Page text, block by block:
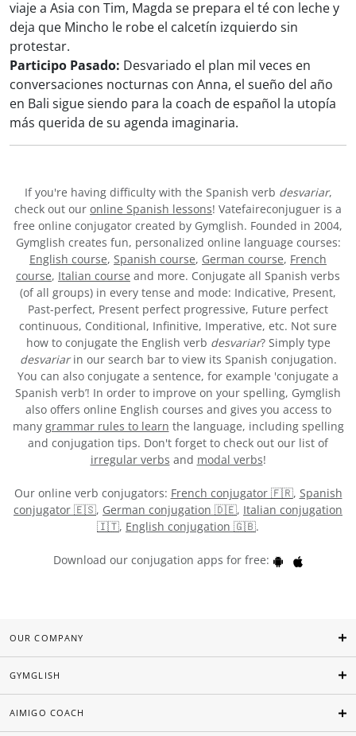
viaje a Asia con Tim, Magda se prepara el té con leche y
deja que Mincho le robe el calcetín izquierdo sin
protestar.
Participo Pasado: Desvariado el plan mil veces en
conversaciones nocturnas con Anna, el sueño del año
en Bali sigue siendo para la coach de español la utopía
más querida de su agenda imaginaria.
If you're having difficulty with the Spanish verb desvariar,
check out our online Spanish lessons! Vatefaireconjuguer is a
free online conjugator created by Gymglish. Founded in 2004,
Gymglish creates fun, personalized online language courses:
English course, Spanish course, German course, French
course, Italian course and more. Conjugate all Spanish verbs
(of all groups) in every tense and mode: Indicative, Present,
Past-perfect, Present perfect progressive, Future perfect
continuous, Conditional, Infinitive, Imperative, etc. Not sure
how to conjugate the English verb desvariar? Simply type
desvariarin our search bar to view its Spanish conjugation.
You can also conjugate a sentence, for example 'conjugate a
Spanish verb’! In order to improve on your spelling, Gymglish
also offers online English courses and gives you access to
many grammar rules to learn the language, including spelling
and conjugation tips. Don't forget to check out our list of
irregular verbs and modal verbs!
Our online verb conjugators: French conjugator 🇫🇷, Spanish
conjugator 🇪🇸, German conjugation 🇩🇪, Italian conjugation
🇮🇹, English conjugation 🇬🇧.
Download our conjugation apps for free:
OUR COMPANY
GYMGLISH
AIMIGO COACH